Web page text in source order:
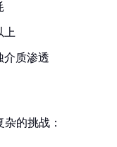
上
介质渗透
的挑战：